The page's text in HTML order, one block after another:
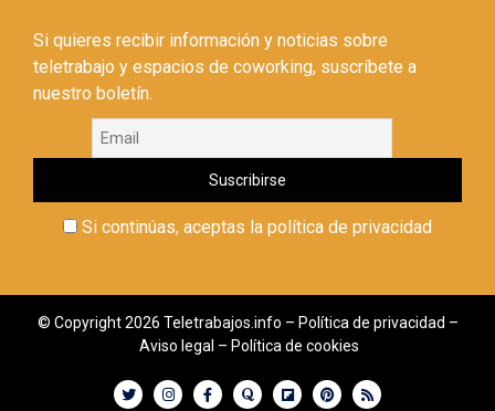
Si quieres recibir información y noticias sobre
teletrabajo y espacios de coworking, suscríbete a
nuestro boletín.
Si continúas, aceptas la política de privacidad
© Copyright 2026 Teletrabajos.info – Política de privacidad –
Aviso legal – Política de cookies